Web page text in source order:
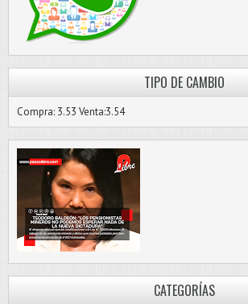
TIPO DE CAMBIO
Compra: 3.53 Venta:3.54
CATEGORÍAS